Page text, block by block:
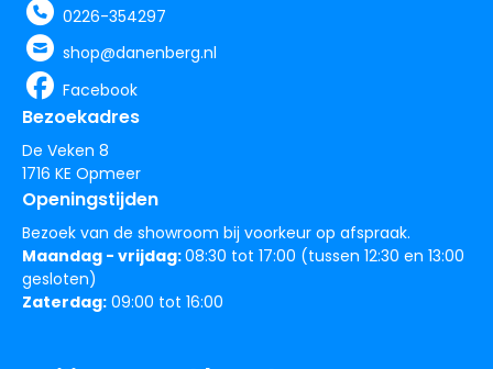
0226-354297
shop@danenberg.nl
Facebook
Bezoekadres
De Veken 8
1716 KE Opmeer
Openingstijden
Bezoek van de showroom bij voorkeur op afspraak.
Maandag - vrijdag:08:30 tot 17:00 (tussen 12:30 en 13:00
gesloten)
Zaterdag: 09:00 tot 16:00